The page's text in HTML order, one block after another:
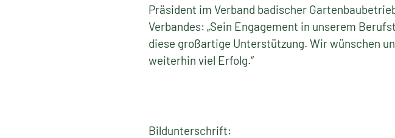
Präsident im Verband badischer
Verbandes: „Sein Engagement in unserem
diese großartige Unterstützung. Wir wünschen
weiterhin viel Erfolg.“
Bildunterschrift: